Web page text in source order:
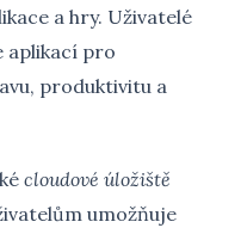
a hry. Uživatelé
aplikací pro
produktivitu a
cloudové úložiště
umožňuje